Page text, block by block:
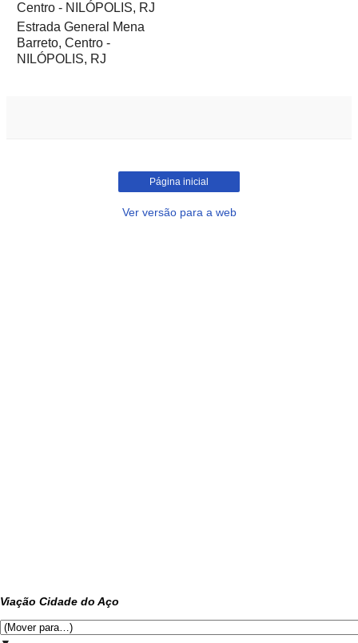
Centro - NILÓPOLIS, RJ
Estrada General Mena
Barreto, Centro -
NILÓPOLIS, RJ
Página inicial
Ver versão para a web
Viação Cidade do Aço